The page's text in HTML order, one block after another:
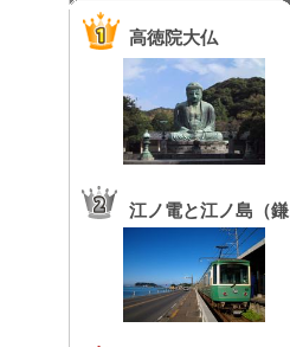
高徳院大仏
江ノ電と江ノ島（鎌
倉高校前駅）